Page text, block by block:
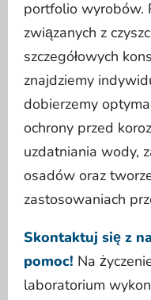
portfolio wyrobów.
związanych z
szczegółowych
znajdziemy
dobierzemy
ochrony przed
uzdatniania wody,
osadów oraz
zastosowaniach
Skontaktuj się z
pomoc! Na
laboratorium